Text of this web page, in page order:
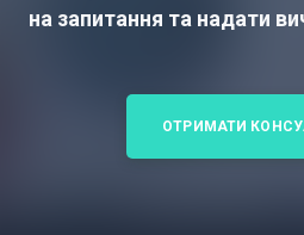
на запитання та надати
ОТРИМАТИ